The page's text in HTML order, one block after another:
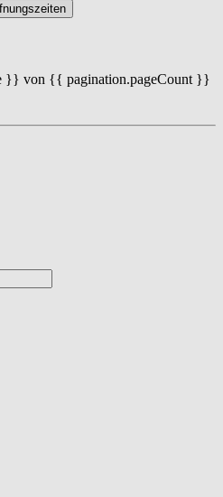
}} von {{ pagination.pageCount }}